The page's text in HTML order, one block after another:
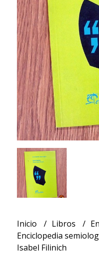
Inicio Libros
Enciclopedia
Isabel Filinich